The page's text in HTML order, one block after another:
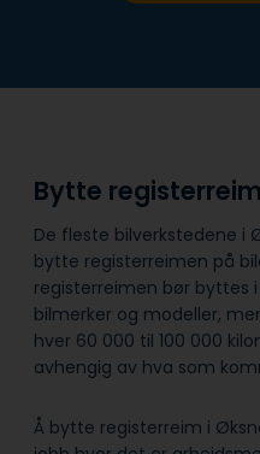
Bytte
De fleste bilverkstedene i
bytte registerreimen på
registerreimen bør byttes
bilmerker og modeller,
hver 60 000 til 100 000
avhengig av hva som
Å bytte registerreim i